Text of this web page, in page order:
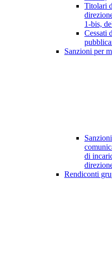
Titolari
1-bis,
Cessati
Sanzioni per
di
Rendiconti